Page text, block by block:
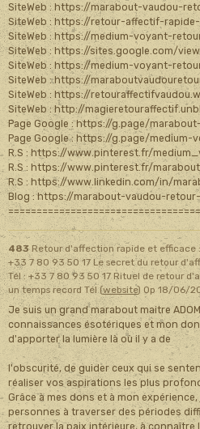
SiteWeb : https://marabout-vaudou-
SiteWeb : https://retour-affectif-
SiteWeb : https://medium-voyant-
SiteWeb : https://sites.google.com/
SiteWeb : https://medium-voyant-
SiteWeb : https://
SiteWeb : https://
SiteWeb : http://
Page Google : https://g.page/
Page Google : https://g.page/
R.S : https://www.pinterest.fr/
R.S : https://www.pinterest.fr/
R.S : https://www.linkedin.com/in/
Blog : https://marabout-vaudou-
483 Retour d'affection rapide et efficace
+33 7 80 93 50 17 Le secret du retour
Tél : +33 7 80 93 50 17 Rituel de retour
un temps record Tél (website) Op 18/06/
Je suis un grand marabout maitre
connaissances ésotériques et mon
d'apporter la lumière là où il y a de
l'obscurité, de guider ceux qui se
réaliser vos aspirations les plus
Grâce à mes dons et à mon
personnes à traverser des périodes
retrouver la paix intérieure, à connaître